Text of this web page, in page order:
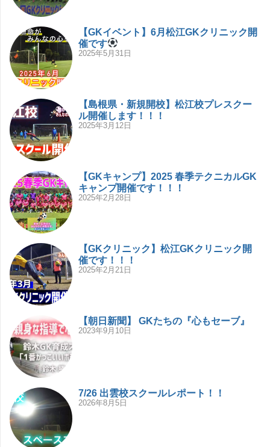
【GKイベント】6月松江GKクリニック開
催です
2025年5月31日
【島根県・新規開校】松江校プレスクー
ル開催します！！！
2025年3月12日
【GKキャンプ】2025 春季テクニカルGK
キャンプ開催です！！！
2025年2月28日
【GKクリニック】松江GKクリニック開
催です！！！
2025年2月21日
【朝日新聞】 GKたちの『心もセーブ』
2023年9月10日
7/26 出雲校スクールレポート！！
2026年8月5日